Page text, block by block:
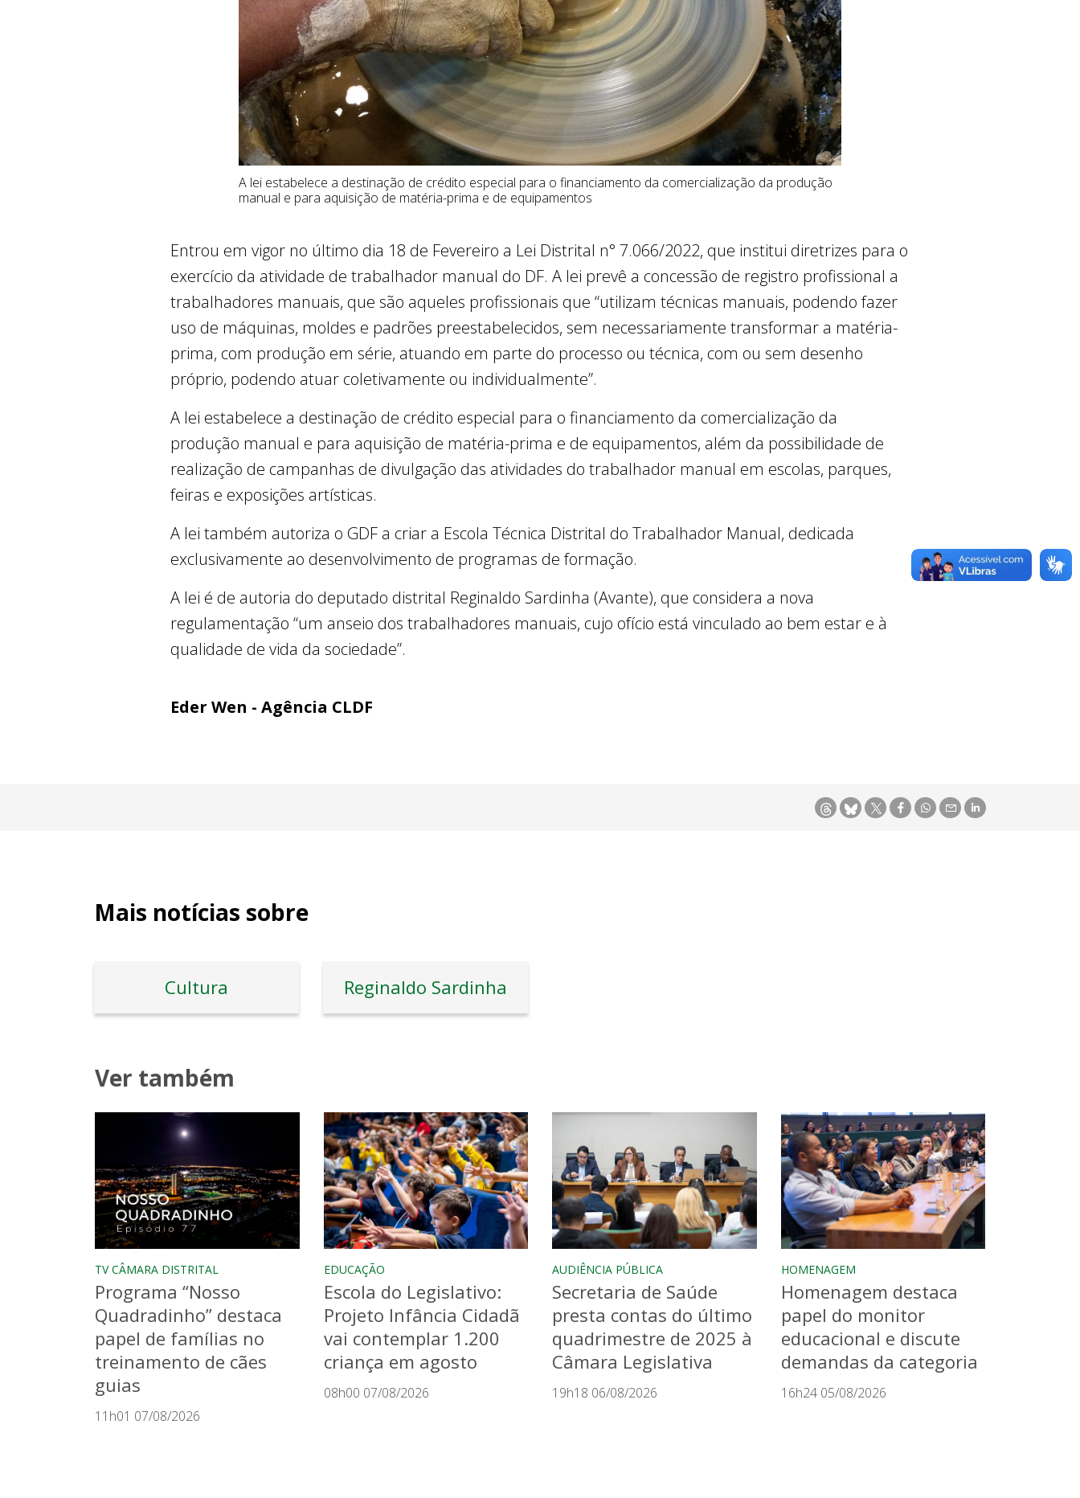
A lei estabelece a destinação de crédito especial para o financiamento da comercialização da produção
manual e para aquisição de matéria-prima e de equipamentos
Entrou em vigor no último dia 18 de Fevereiro a Lei Distrital n° 7.066/2022, que institui diretrizes para o
exercício da atividade de trabalhador manual do DF. A lei prevê a concessão de registro profissional a
trabalhadores manuais, que são aqueles profissionais que “utilizam técnicas manuais, podendo fazer
uso de máquinas, moldes e padrões preestabelecidos, sem necessariamente transformar a matéria-
prima, com produção em série, atuando em parte do processo ou técnica, com ou sem desenho
próprio, podendo atuar coletivamente ou individualmente”.
A lei estabelece a destinação de crédito especial para o financiamento da comercialização da
produção manual e para aquisição de matéria-prima e de equipamentos, além da possibilidade de
realização de campanhas de divulgação das atividades do trabalhador manual em escolas, parques,
feiras e exposições artísticas.
A lei também autoriza o GDF a criar a Escola Técnica Distrital do Trabalhador Manual, dedicada
exclusivamente ao desenvolvimento de programas de formação.
A lei é de autoria do deputado distrital Reginaldo Sardinha (Avante), que considera a nova
regulamentação “um anseio dos trabalhadores manuais, cujo ofício está vinculado ao bem estar e à
qualidade de vida da sociedade”.
Eder Wen - Agência CLDF
Mais notícias sobre
Cultura Reginaldo Sardinha
Ver também
TV CÂMARA DISTRITAL
Programa “Nosso
Quadradinho” destaca
papel de famílias no
treinamento de cães
guias
11h01 07/08/2026
EDUCAÇÃO
Escola do Legislativo:
Projeto Infância Cidadã
vai contemplar 1.200
criança em agosto
08h00 07/08/2026
AUDIÊNCIA PÚBLICA
Secretaria de Saúde
presta contas do último
quadrimestre de 2025 à
Câmara Legislativa
19h18 06/08/2026
HOMENAGEM
Homenagem destaca
papel do monitor
educacional e discute
demandas da categoria
16h24 05/08/2026